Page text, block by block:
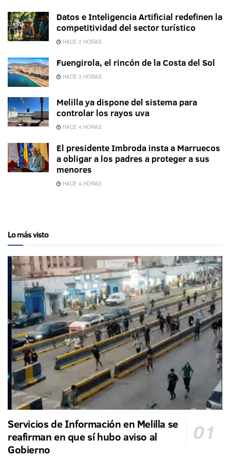
Datos e Inteligencia Artificial redefinen la
competitividad del sector turístico
HACE 2 HORAS
Fuengirola, el rincón de la Costa del Sol
HACE 3 HORAS
Melilla ya dispone del sistema para
controlar los rayos uva
HACE 4 HORAS
El presidente Imbroda insta a Marruecos
a obligar a los padres a proteger a sus
menores
HACE 4 HORAS
Lo más visto
Servicios de Información en Melilla se
reafirman en que sí hubo aviso al
Gobierno